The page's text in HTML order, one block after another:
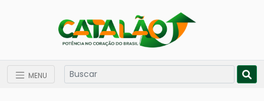
MENU